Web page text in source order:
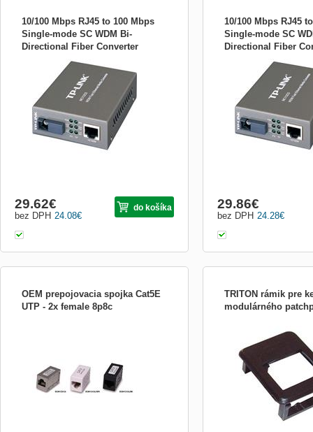
10/100 Mbps RJ45 to 100 Mbps
Single-mode SC WDM Bi-
Directional Fiber Converter
PORT: 1× 100Mbps SC Port, 1×
10/1 MC111CS
Media Converter PŘEHLED * Vyhovuje
standardům 802.3u 10/100Base-TX,
100Base-FX. * Funkce Link Fault
Passthrough a Far End Fault včas
minimalizují ztrátu způsobenou přerušením
spojení. * Podporuje technologii WDM,
odesí...
24.08€
bez DPH
29.62€ do košíka
10/100 Mbps RJ45
Single-mode SC
Directional Fiber
PORT: 1× 100Mbps
10/1 MC112CS
Media Converter
standardům 802.3u 10/
100Base-FX. * Funkce
Passthrough a Far End
minimalizují ztrátu
spojení. * Podporuje
odesí...
24.28€
bez DPH
29.86€
OEM prepojovacia spojka Cat5E
UTP - 2x female 8p8c
8-8 délka 4,8cm šířka 2,6cm výška 2,6cm
TRITON rámik pre
modulárného
Redukčný rámček pre